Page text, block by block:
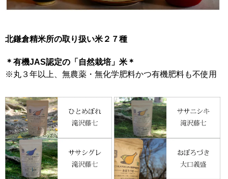
北鎌倉精米所の取り扱い米２７種
＊有機JAS認定の「自然栽培」米＊
※丸３年以上、無農薬・無化学肥料かつ有機肥料も不使用